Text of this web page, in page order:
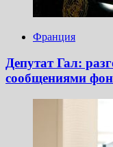
Франция
Депутат Гал:
сообщениями